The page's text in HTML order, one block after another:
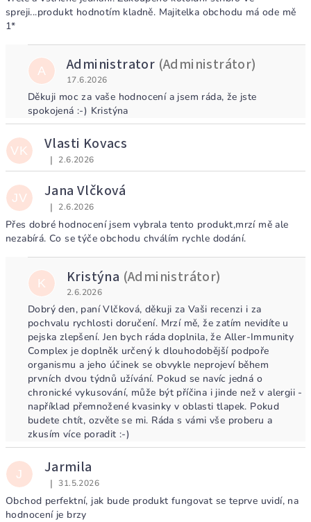
n
spreji...produkt hodnotím kladně. Majitelka obchodu má ode mě
1*
A Administrator (Administrátor)
17.6.2026
Děkuji moc za vaše hodnocení a jsem ráda, že jste
spokojená :-) Kristýna
VK Vlasti Kovacs
Hodnocení obchodu je 5 z 5 hvězdiček.
| 2.6.2026
JV Jana Vlčková
Hodnocení obchodu je 2 z 5 hvězdiček.
| 2.6.2026
Přes dobré hodnocení jsem vybrala tento produkt,mrzí mě ale
nezabírá. Co se týče obchodu chválím rychle dodání.
K Kristýna (Administrátor)
2.6.2026
Dobrý den, paní Vlčková, děkuji za Vaši recenzi i za
pochvalu rychlosti doručení. Mrzí mě, že zatím nevidíte u
pejska zlepšení. Jen bych ráda doplnila, že Aller-Immunity
Complex je doplněk určený k dlouhodobější podpoře
organismu a jeho účinek se obvykle neprojeví během
prvních dvou týdnů užívání. Pokud se navíc jedná o
chronické vykusování, může být příčina i jinde než v alergii -
například přemnožené kvasinky v oblasti tlapek. Pokud
budete chtít, ozvěte se mi. Ráda s vámi vše proberu a
zkusím více poradit :-)
J Jarmila
Hodnocení obchodu je 5 z 5 hvězdiček.
| 31.5.2026
Obchod perfektní, jak bude produkt fungovat se teprve uvidí, na
hodnocení je brzy